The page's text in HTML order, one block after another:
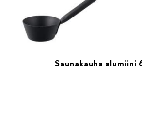
Saunakauha alumiini